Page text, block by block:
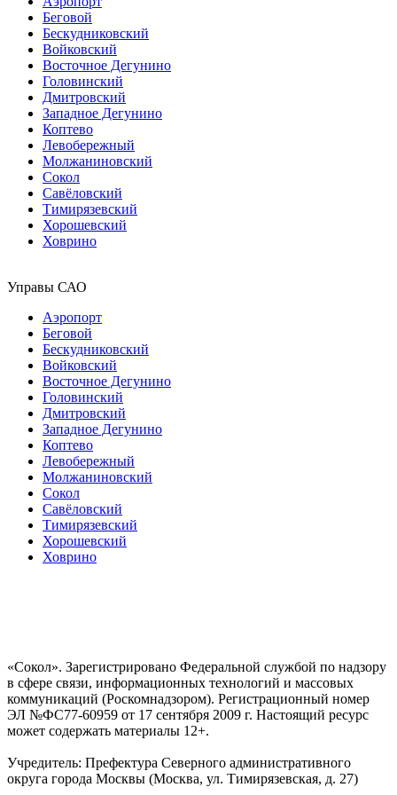
Беговой
Бескудниковский
Войковский
Восточное Дегунино
Головинский
Дмитровский
Западное Дегунино
Коптево
Левобережный
Молжаниновский
Сокол
Савёловский
Тимирязевский
Хорошевский
Ховрино
Управы САО
Аэропорт
Беговой
Бескудниковский
Войковский
Восточное Дегунино
Головинский
Дмитровский
Западное Дегунино
Коптево
Левобережный
Молжаниновский
Сокол
Савёловский
Тимирязевский
Хорошевский
Ховрино
«Сокол». Зарегистрировано Федеральной службой по надзору
в сфере связи, информационных технологий и массовых
коммуникаций (Роскомнадзором). Регистрационный номер
ЭЛ №ФС77-60959 от 17 сентября 2009 г. Настоящий ресурс
может содержать материалы 12+.
Учредитель: Префектура Северного административного
округа города Москвы (Москва, ул. Тимирязевская, д. 27)